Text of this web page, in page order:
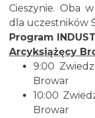
Cieszynie. Oba
dla uczestników
Program
Arcyksiążęcy
9:00
Browar
10:00
Browar